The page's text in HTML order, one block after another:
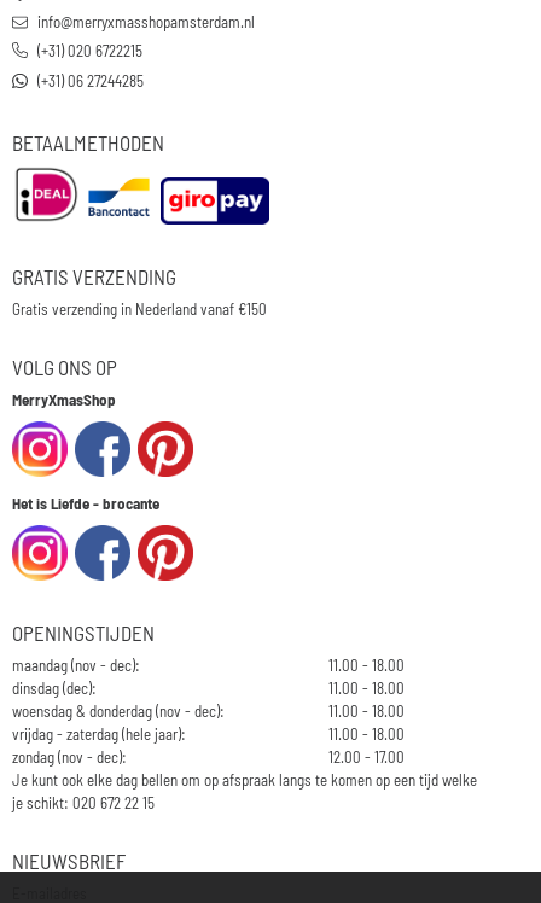
info@merryxmasshopamsterdam.nl
(+31) 020 6722215
(+31) 06 27244285
BETAALMETHODEN
GRATIS VERZENDING
Gratis verzending in Nederland vanaf €150
VOLG ONS OP
MerryXmasShop
Het is Liefde - brocante
OPENINGSTIJDEN
maandag (nov - dec):
11.00 - 18.00
dinsdag (dec):
11.00 - 18.00
woensdag & donderdag (nov - dec):
11.00 - 18.00
vrijdag - zaterdag (hele jaar):
11.00 - 18.00
zondag (nov - dec):
12.00 - 17.00
Je kunt ook elke dag bellen om op afspraak langs te komen op een tijd welke
je schikt: 020 672 22 15
NIEUWSBRIEF